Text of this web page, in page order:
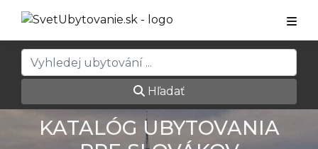
Hľadať
KATALÓG UBYTOVANIA